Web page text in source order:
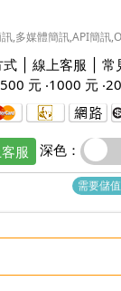
,多媒體簡訊,API簡訊
式 線上客服
常
500 元 ‧1000 元 ‧
服 深色：
需要儲